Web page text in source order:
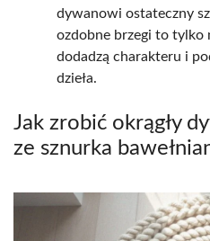
dywanowi ostateczny
ozdobne brzegi to tylko
dodadzą charakteru i
dzieła.
Jak zrobić okrągły
ze sznurka